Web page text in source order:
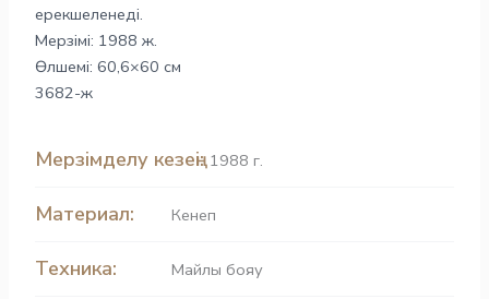
ерекшеленеді.
Мерзімі: 1988 ж.
Өлшемі: 60,6×60 см
3682-ж
Мерзімделу кезеңі: 1988 г.
Материал: Кенеп
Техника: Майлы бояу